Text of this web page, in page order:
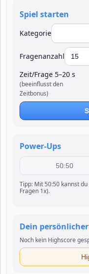
Spiel starten
Kategorie
Fragenanzahl
Zeit/Frage 5–20 s
(beeinflusst den
Zeitbonus)
Power-Ups
50:50
Tipp: Mit 50:50 kannst
Fragen 1x).
Dein
Noch kein Highscore